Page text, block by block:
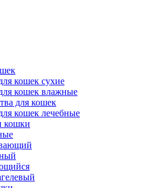
кошек сухие
кошек влажные
для кошек
кошек лечебные
кошки